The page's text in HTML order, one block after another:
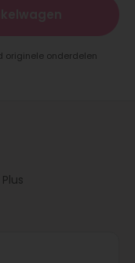
originele onderdelen